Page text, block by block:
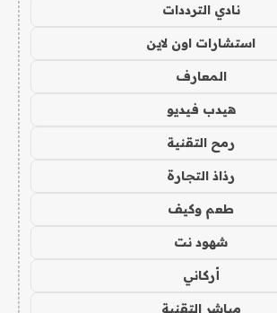
نادي الترددات
استشارات اون لاين
المعارف
هيدب فيديو
رمح التقنية
رذاذ التجارة
طعم وكيف
شهود نت
أركاني
مباشر التقنية